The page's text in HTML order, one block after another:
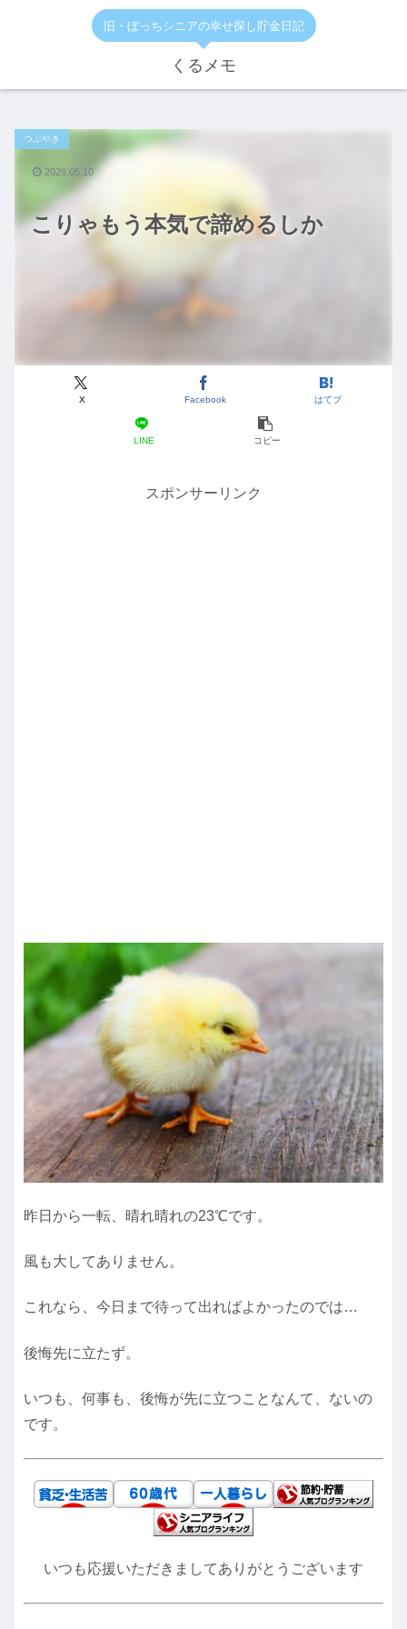
旧・ぼっちシニアの幸せ探し貯金日記
くるメモ
こりゃもう本気で諦めるしか
つぶやき
X Facebook はてブ
LINE コピー
2026.05.10
スポンサーリンク
昨日から一転、晴れ晴れの23℃です。
風も大してありません。
これなら、今日まで待って出ればよかったのでは…
後悔先に立たず。
いつも、何事も、後悔が先に立つことなんて、ないの
です。
いつも応援いただきましてありがとうございます